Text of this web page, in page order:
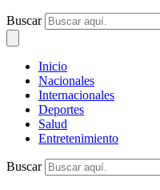
Buscar
Inicio
Nacionales
Internacionales
Deportes
Salud
Entretenimiento
Buscar